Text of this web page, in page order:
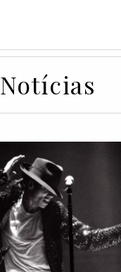
Notícias